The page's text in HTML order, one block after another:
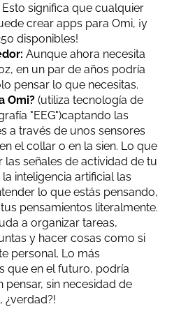
Esto significa que cualquier
crear apps para Omi, ¡y
disponibles!
Aunque ahora necesita
en un par de años podría
pensar lo que necesitas.
Omi? (utiliza tecnología de
"EEG")captando las
a través de unos sensores
el collar o en la sien. Lo que
las señales de actividad de tu
inteligencia artificial las
lo que estás pensando,
pensamientos literalmente.
a organizar tareas,
y hacer cosas como si
personal. Lo más
que en el futuro, podría
pensar, sin necesidad de
¿verdad?!